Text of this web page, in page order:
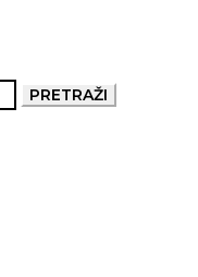
PRETRAŽI